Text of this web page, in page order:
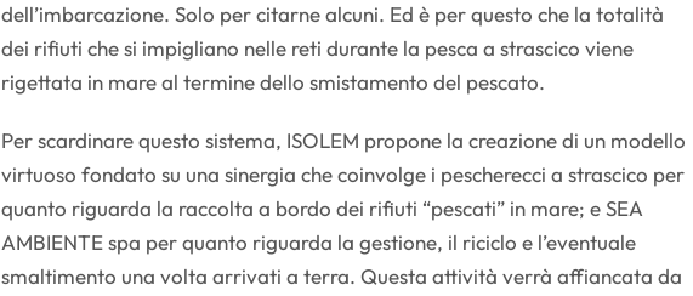
dell’imbarcazione. Solo per citarne alcuni. Ed è per questo che la totalità
dei rifiuti che si impigliano nelle reti durante la pesca a strascico viene
rigettata in mare al termine dello smistamento del pescato.
Per scardinare questo sistema, ISOLEM propone la creazione di un modello
virtuoso fondato su una sinergia che coinvolge i pescherecci a strascico per
quanto riguarda la raccolta a bordo dei rifiuti “pescati” in mare; e SEA
AMBIENTE spa per quanto riguarda la gestione, il riciclo e l’eventuale
smaltimento una volta arrivati a terra. Questa attività verrà affiancata da